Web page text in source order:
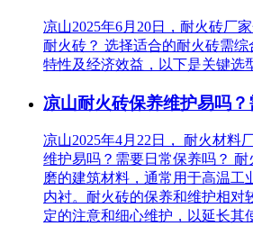
凉山2025年6月20日，耐火砖厂
耐火砖？ 选择适合的耐火砖需
特性及经济效益，以下是关键选
凉山耐火砖保养维护易吗？
凉山2025年4月22日， 耐火材料
维护易吗？需要日常保养吗？
磨的建筑材料，通常用于高温工
内衬。耐火砖的保养和维护相对
定的注意和细心维护，以延长其